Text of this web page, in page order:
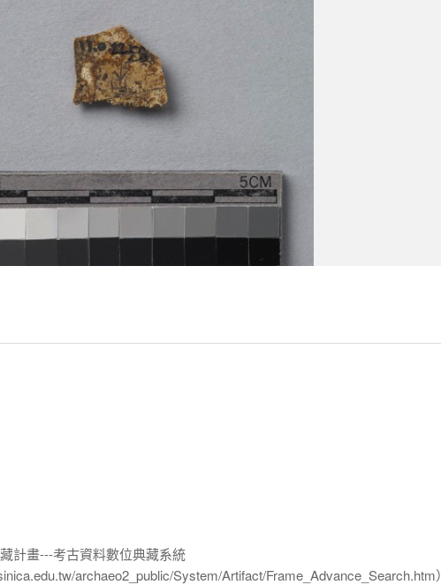
計畫---考古資料數位典藏系統
archaeo2_public/System/Artifact/Frame_Advance_Search.htm）